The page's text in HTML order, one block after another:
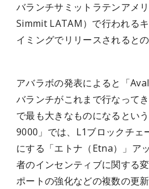
バランチサミットラテンアメ
Simmit LATAM）で行われる
イミングでリリースされるとの
アバラボの発表によると「
バランチがこれまで行なって
で最も大きなものになるとい
9000」では、L1ブロックチェ
にする「エトナ（Etna）」ア
者のインセンティブに関する
ポートの強化などの複数の更